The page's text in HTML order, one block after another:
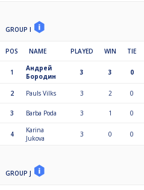
GROUP I
POS NAME PLAYED WIN TIE
1
Андрей
Бородин
3 3 0
2 Pauls Vilks 3 2 0
3 Barba Poda 3 1 0
4
Karina
Jukova
3 0 0
GROUP J